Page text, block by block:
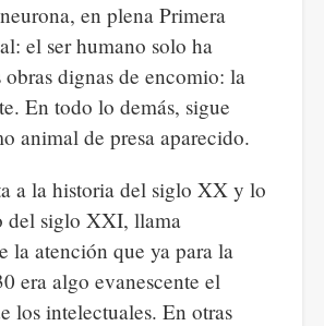
en plena Primera
el ser humano solo ha
dignas de encomio: la
En todo lo demás, sigue
animal de presa aparecido.
a la historia del siglo XX y lo
del siglo XXI, llama
la atención que ya para la
era algo evanescente el
los intelectuales. En otras